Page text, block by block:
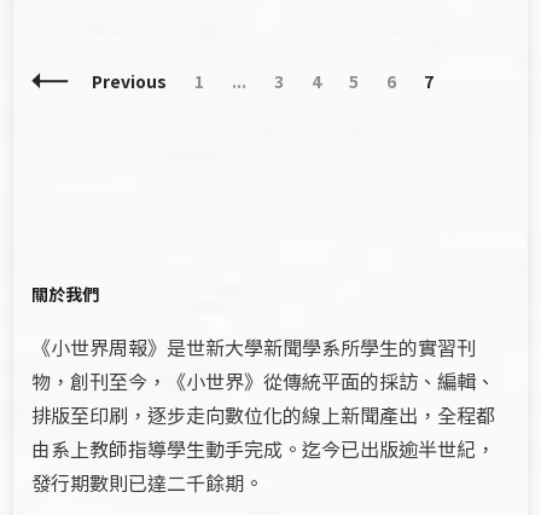
Posts
Previous Page
1 ... Page
3 Page
4 Page
5 Page
6 Page
7
關於我們
《小世界周報》是世新大學新聞學系所學生的實習刊
物，創刊至今，《小世界》從傳統平面的採訪、編輯、
排版至印刷，逐步走向數位化的線上新聞產出，全程都
由系上教師指導學生動手完成。迄今已出版逾半世紀，
發行期數則已達二千餘期。